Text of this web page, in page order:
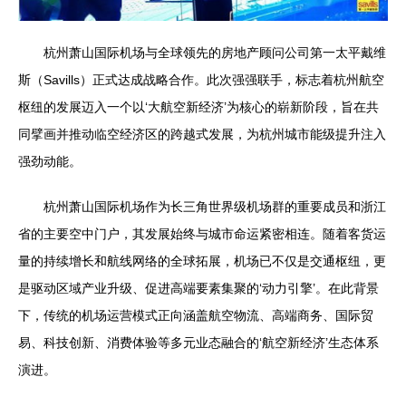
杭州萧山国际机场与全球领先的房地产顾问公司第一太平戴维
斯（Savills）正式达成战略合作。此次强强联手，标志着杭州航空
枢纽的发展迈入一个以‘大航空新经济’为核心的崭新阶段，旨在共
同擘画并推动临空经济区的跨越式发展，为杭州城市能级提升注入
强劲动能。
杭州萧山国际机场作为长三角世界级机场群的重要成员和浙江
省的主要空中门户，其发展始终与城市命运紧密相连。随着客货运
量的持续增长和航线网络的全球拓展，机场已不仅是交通枢纽，更
是驱动区域产业升级、促进高端要素集聚的‘动力引擎’。在此背景
下，传统的机场运营模式正向涵盖航空物流、高端商务、国际贸
易、科技创新、消费体验等多元业态融合的‘航空新经济’生态体系
演进。